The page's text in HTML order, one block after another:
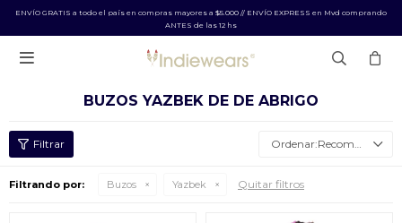
ENVÍO GRATIS a todo el país en compras mayores a $5.000 // ENVÍO EXPRESS en Mvd comprando
ANTES de las 12 hs

BUZOS YAZBEK DE DE ABRIGO
Recomendados
Filtrando por: Buzos Yazbek Quitar filtros